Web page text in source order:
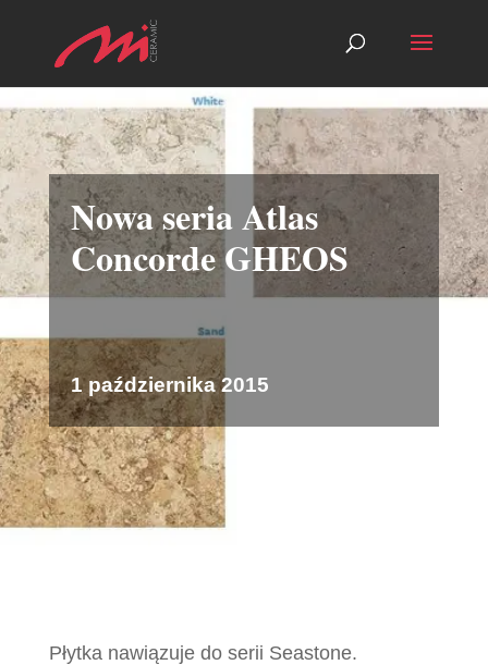
Nowa seria Atlas
Concorde GHEOS
1 października 2015
Płytka nawiązuje do serii Seastone.